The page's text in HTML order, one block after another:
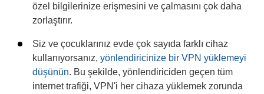
özel bilgilerinize erişmesini ve çalmasını çok daha
zorlaştırır.
Siz ve çocuklarınız evde çok sayıda farklı cihaz
kullanıyorsanız, yönlendiricinize bir VPN yüklemeyi
düşünün. Bu şekilde, yönlendiriciden geçen tüm
internet trafiği, VPN'i her cihaza yüklemek zorunda